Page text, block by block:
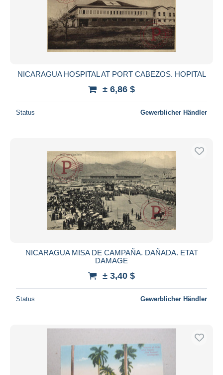
NICARAGUA HOSPITAL AT PORT CABEZOS. HOPITAL
± 6,86 $
Status Gewerblicher Händler
NICARAGUA MISA DE CAMPAÑA. DAÑADA. ETAT
DAMAGE
± 3,40 $
Status Gewerblicher Händler